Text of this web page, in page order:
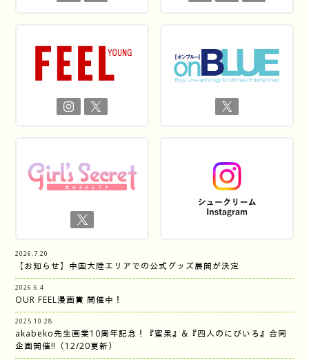
2026.7.20
【お知らせ】中国大陸エリアでの公式グッズ展開が決定
2026.6.4
OUR FEEL漫画賞 開催中！
2025.10.28
akabeko先生画業10周年記念！『蜜果』&『四人のにびいろ』合同
企画開催‼︎（12/20更新）